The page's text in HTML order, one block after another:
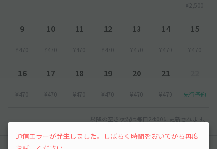
¥2,500
9
¥470
10
¥470
11
¥470
12
¥470
13
¥470
14
¥470
15
¥470
16
¥470
17
¥470
18
¥470
19
¥470
20
¥470
21
¥470 先行予約
以降の空き状況は毎日24:00に更新されます。
通信エラーが発生しました。しばらく時間をおいてから再度